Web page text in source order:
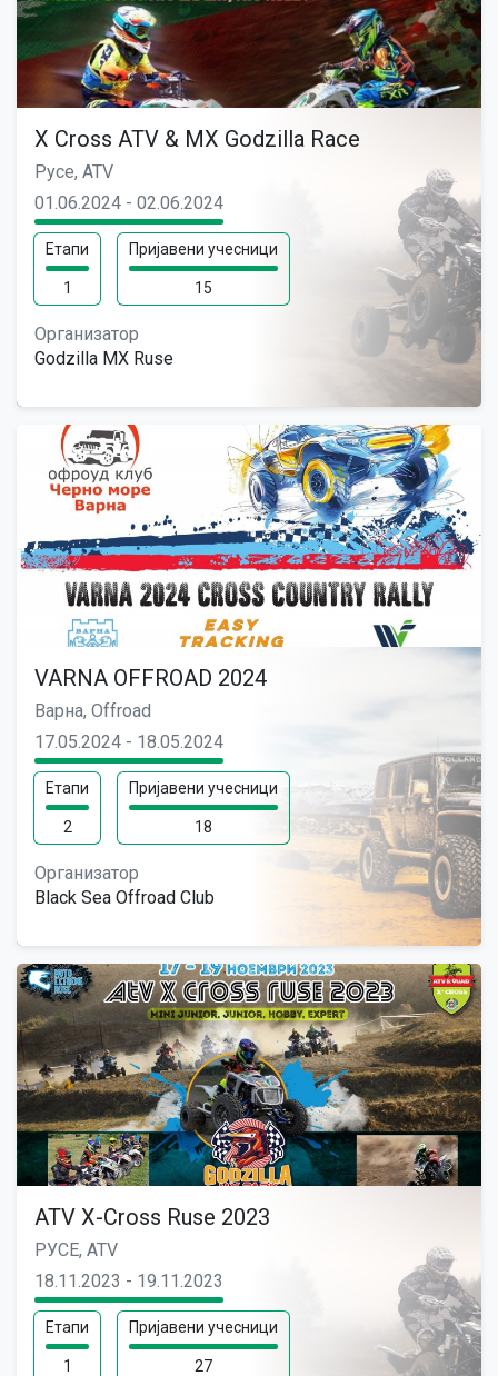
X Cross ATV & MX Godzilla Race
Русе, ATV
01.06.2024 - 02.06.2024
Етапи
1
Пријавени учесници
15
Организатор
Godzilla MX Ruse
VARNA OFFROAD 2024
Варна, Offroad
17.05.2024 - 18.05.2024
Етапи
2
Пријавени учесници
18
Организатор
Black Sea Offroad Club
ATV X-Cross Ruse 2023
РУСЕ, ATV
18.11.2023 - 19.11.2023
Етапи
1
Пријавени учесници
27